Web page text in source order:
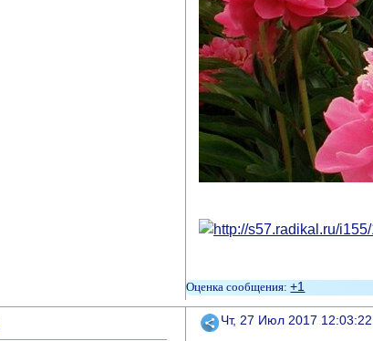
+1
Поделиться
Чт, 27 Июл 2017 12:03:22